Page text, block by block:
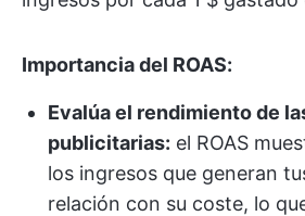
Importancia del ROAS:
Evalúa el rendimiento de
publicitarias: el ROAS
los ingresos que generan
relación con su coste, lo